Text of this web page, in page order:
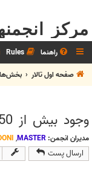
مرکز
راهنما Rules
صفحه اول تالار
وجود بیش از 950 هزار کودک متاهل در کشور
مدیران انجمن: MASTER
,
ارسال پست